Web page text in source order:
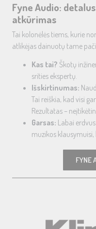
Fyne Audio:
atkūrimas
Tai kolonėlės tiems, kurie
atlikėjas dainuotų tame
Kas tai? Škotų
srities ekspertų.
Išskirtinumas:
Tai reiškia, kad visi
Rezultatas –
Garsas: Labai
muzikos
FYNE